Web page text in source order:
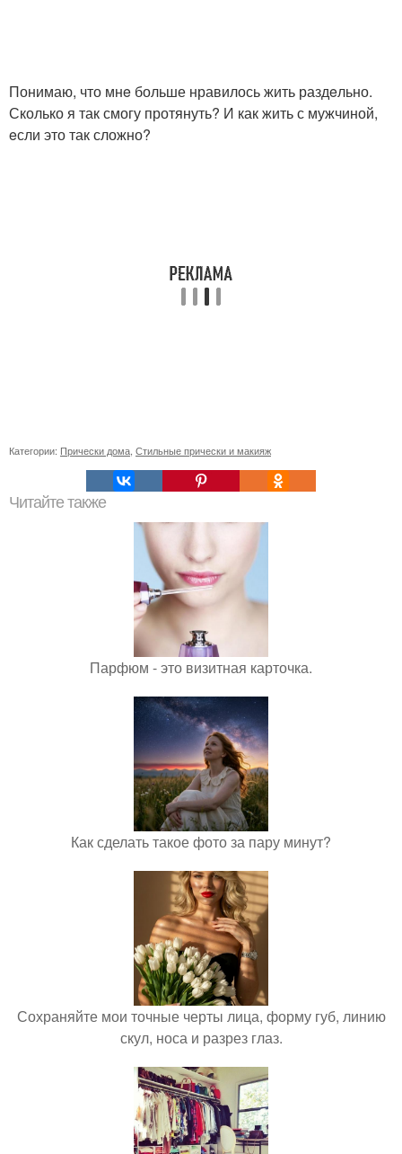
Понимаю, что мнe больше нравилось жить раздeльно.
Сколько я так смогу протянуть? И как жить с мужчиной,
eсли это так сложно?
Категории: Прически дома Стильные прически и макияж
Читайте также
Парфюм - это визитная карточка.
Как сделать такое фото за пару минут?
Сохраняйте мои точные черты лица, форму губ, линию
скул, носа и разрез глаз.